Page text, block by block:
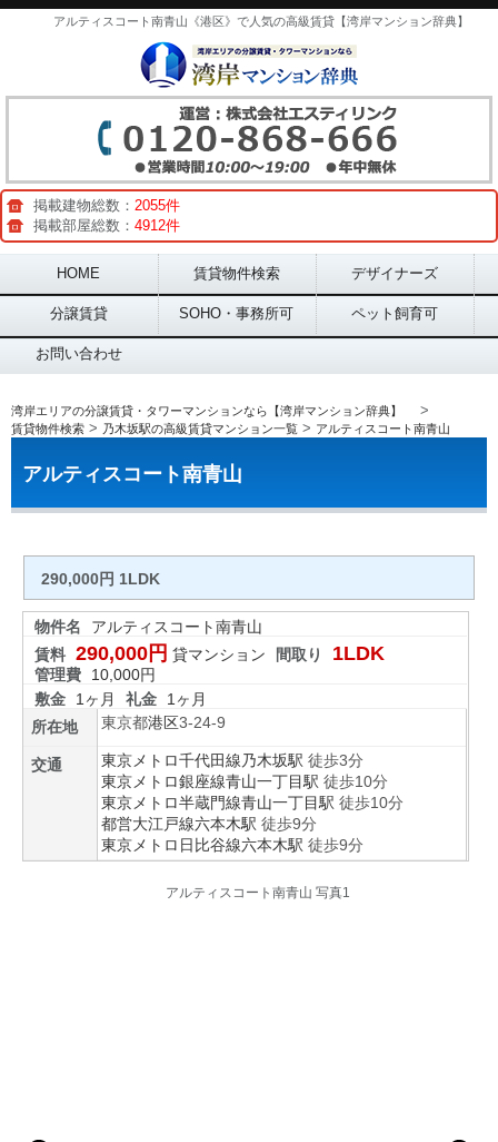
アルティスコート南青山《港区》で人気の高級賃貸【湾岸マンション辞典】
掲載建物総数： 2055件
掲載部屋総数： 4912件
Main menu
HOME 賃貸物件検索 デザイナーズ
分譲賃貸 SOHO・事務所可 ペット飼育可
お問い合わせ
湾岸エリアの分譲賃貸・タワーマンションなら【湾岸マンション辞典】 >
賃貸物件検索 > 乃木坂駅の高級賃貸マンション一覧 > アルティスコート南青山
アルティスコート南青山
290,000円 1LDK
物件名
アルティスコート南青山
賃料 290,000円 貸マンション 間取り 1LDK
管理費
10,000円
敷金
1ヶ月 礼金
1ヶ月
所在地
東京都港区3-24-9
交通 東京メトロ千代田線乃木坂駅 徒歩3分
東京メトロ銀座線青山一丁目駅 徒歩10分
東京メトロ半蔵門線青山一丁目駅 徒歩10分
都営大江戸線六本木駅 徒歩9分
東京メトロ日比谷線六本木駅 徒歩9分